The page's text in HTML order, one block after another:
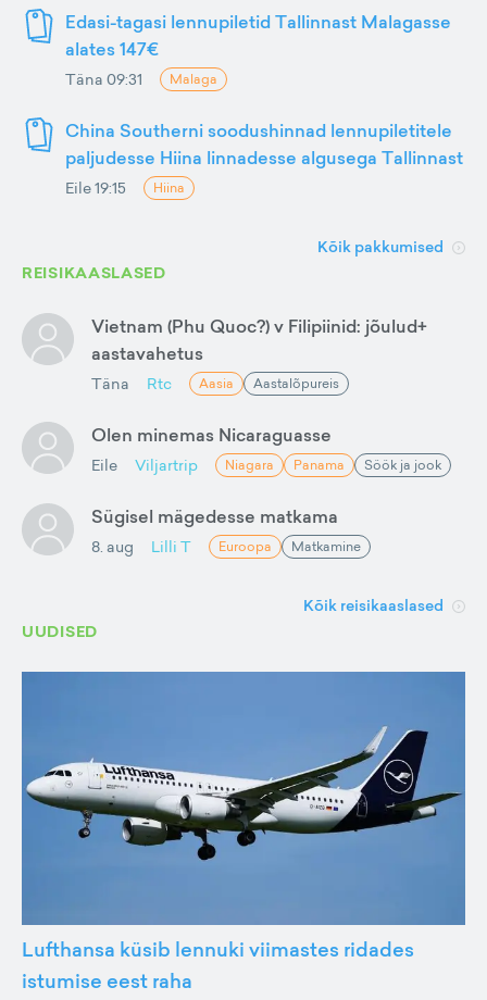
Edasi-tagasi lennupiletid Tallinnast Malagasse
alates 147€
Täna 09:31 Malaga
China Southerni soodushinnad lennupiletitele
paljudesse Hiina linnadesse algusega Tallinnast
Eile 19:15 Hiina
Kõik pakkumised
REISIKAASLASED
Vietnam (Phu Quoc?) v Filipiinid: jõulud+
aastavahetus
Täna Rtc Aasia Aastalõpureis
Olen minemas Nicaraguasse
Eile Viljartrip Niagara Panama Söök ja jook
Sügisel mägedesse matkama
8. aug Lilli T Euroopa Matkamine
Kõik reisikaaslased
UUDISED
Lufthansa küsib lennuki viimastes ridades
istumise eest raha